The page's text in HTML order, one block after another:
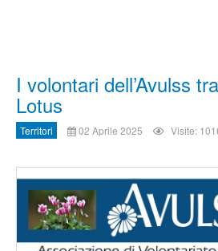
I volontari dell’Avulss
Lotus
Territori 02 Aprile 2025 Visite: